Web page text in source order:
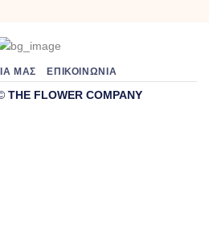
ΜΑΣ ΕΠΙΚΟΙΝΩΝΊΑ
THE FLOWER COMPANY